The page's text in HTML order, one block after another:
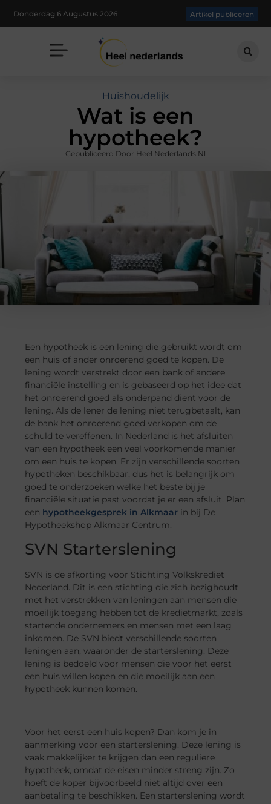
Donderdag 6 Augustus 2026 Artikel publiceren
Huishoudelijk
Wat is een
hypotheek?
Gepubliceerd Door Heel Nederlands.nl
Een hypotheek is een lening die gebruikt wordt om
een huis of ander onroerend goed te kopen. De
lening wordt verstrekt door een bank of andere
financiële instelling en is gebaseerd op het idee dat
het onroerend goed als onderpand dient voor de
lening. Als de lener de lening niet terugbetaalt, kan
de bank het onroerend goed verkopen om de
schuld te vereffenen. In Nederland is het afsluiten
van een hypotheek een veel voorkomende manier
om een huis te kopen. Er zijn verschillende soorten
hypotheken beschikbaar, dus het is belangrijk om
goed te onderzoeken welke het beste bij je
financiële situatie past voordat je er een afsluit. Plan
een hypotheekgesprek in Alkmaar in bij De
Hypotheekshop Alkmaar Centrum.
SVN Starterslening
SVN is de afkorting voor Stichting Volkskrediet
Nederland. Dit is een stichting die zich bezighoudt
met het verstrekken van leningen aan mensen die
moeilijk toegang hebben tot de kredietmarkt, zoals
startende ondernemers en mensen met een laag
inkomen. De SVN biedt verschillende soorten
leningen aan, waaronder de starterslening. Deze
lening is bedoeld voor mensen die voor het eerst
een huis willen kopen en die moeilijk aan een
hypotheek kunnen komen.
Voor het eerst een huis kopen? Dan kom je in
aanmerking voor een starterslening. Deze lening is
vaak makkelijker te krijgen dan een reguliere
hypotheek, omdat de eisen minder streng zijn. Zo
hoeft de koper bijvoorbeeld niet altijd over een
aanbetaling te beschikken. Een starterslening wordt